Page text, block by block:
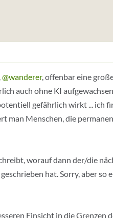
@wanderer, offenbar eine
auch ohne KI
gefährlich wirkt ... ich
man Menschen, die
worauf dann der/die
hat. Sorry, aber so
Einsicht in die Grenzen